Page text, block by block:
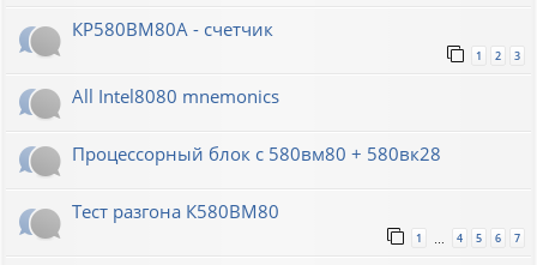
КР580ВМ80А - счетчик
1 2 3
All Intel8080 mnemonics
Процессорный блок с 580вм80 + 580вк28
Тест разгона К580ВМ80
1 … 4 5 6 7